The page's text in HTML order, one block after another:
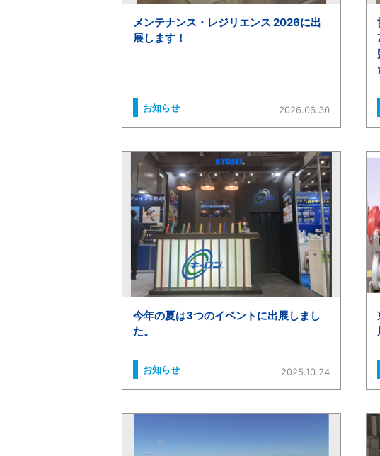
メンテナンス・レジリエンス 2026に出
展します！
お知らせ 2026.06.30
今年の夏は3つのイベントに出展しまし
た。
お知らせ 2025.10.24